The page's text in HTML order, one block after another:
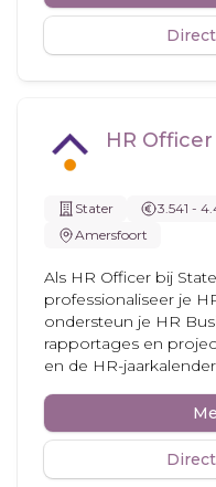
HR Officer
Stater 3.541 -
Amersfoort
Als HR Officer bij
professionaliseer je
ondersteun je HR
rapportages en
en de HR-